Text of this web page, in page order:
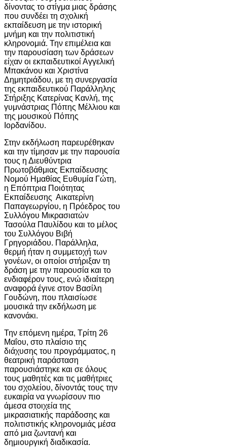
δίνοντας το στίγμα μιας δράσης
που συνδέει τη σχολική
εκπαίδευση με την ιστορική
μνήμη και την πολιτιστική
κληρονομιά. Την επιμέλεια και
την παρουσίαση των δράσεων
είχαν οι εκπαιδευτικοί Αγγελική
Μπακάνου και Χριστίνα
Δημητριάδου, με τη συνεργασία
της εκπαιδευτικού Παράλληλης
Στήριξης Κατερίνας Κανλή, της
γυμνάστριας Πόπης Μέλλιου και
της μουσικού Πόπης
Ιορδανίδου.
Στην εκδήλωση παρευρέθηκαν
και την τίμησαν με την παρουσία
τους η Διευθύντρια
Πρωτοβάθμιας Εκπαίδευσης
Νομού Ημαθίας Ευθυμία Γώτη,
η Επόπτρια Ποιότητας
Εκπαίδευσης Αικατερίνη
Παπαγεωργίου, η Πρόεδρος του
Συλλόγου Μικρασιατών
Τασούλα Παυλίδου και το μέλος
του Συλλόγου Βιβή
Γρηγοριάδου. Παράλληλα,
θερμή ήταν η συμμετοχή των
γονέων, οι οποίοι στήριξαν τη
δράση με την παρουσία και το
ενδιαφέρον τους, ενώ ιδιαίτερη
αναφορά έγινε στον Βασίλη
Γουδώνη, που πλαισίωσε
μουσικά την εκδήλωση με
κανονάκι.
Την επόμενη ημέρα, Τρίτη 26
Μαΐου, στο πλαίσιο της
διάχυσης του προγράμματος, η
θεατρική παράσταση
παρουσιάστηκε και σε όλους
τους μαθητές και τις μαθήτριες
του σχολείου, δίνοντάς τους την
ευκαιρία να γνωρίσουν πιο
άμεσα στοιχεία της
μικρασιατικής παράδοσης και
πολιτιστικής κληρονομιάς μέσα
από μια ζωντανή και
δημιουργική διαδικασία.